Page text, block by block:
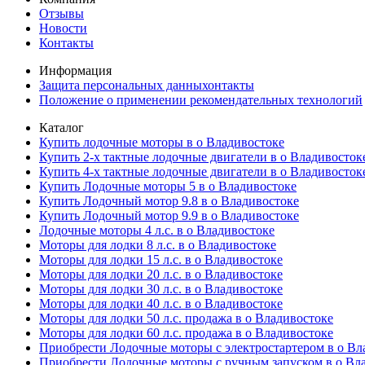
Отзывы
Новости
Контакты
Информация
Защита персональных данныхонтакты
Положение о применении рекомендательных технологий
Каталог
Купить лодочные моторы в о Владивостоке
Купить 2-х тактные лодочные двигатели в о
Купить 4-х тактные лодочные двигатели в о
Купить Лодочные моторы 5 в о Владивостоке
Купить Лодочный мотор 9.8 в о Владивостоке
Купить Лодочный мотор 9.9 в о Владивостоке
Лодочные моторы 4 л.с. в о Владивостоке
Моторы для лодки 8 л.с. в о Владивостоке
Моторы для лодки 15 л.с. в о Владивостоке
Моторы для лодки 20 л.с. в о Владивостоке
Моторы для лодки 30 л.с. в о Владивостоке
Моторы для лодки 40 л.с. в о Владивостоке
Моторы для лодки 50 л.с. продажа в о Владивостоке
Моторы для лодки 60 л.с. продажа в о Владивостоке
Приобрести Лодочные моторы с электростартером в о